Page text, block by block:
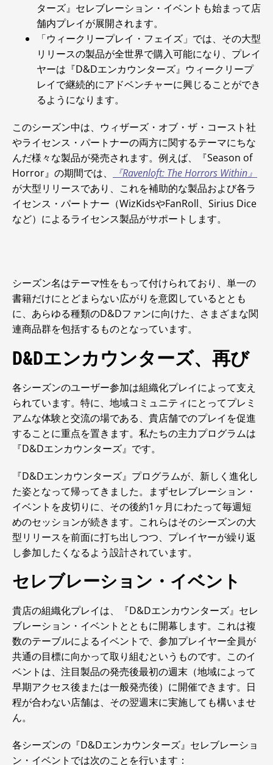
ターズ』セレブレーション・イベントも始まって店
舗内プレイが展開されます。
「ウィークリープレイ・フェイズ」では、その大型
リリースの製品が全世界で購入可能になり、プレイ
ヤーは『D&Dエンカウンターズ』ウィークリープ
レイで継続的にアドベンチャーに興じることができ
るようになります。
このシーズン中は、ウィザーズ・オブ・ザ・コースト社
やライセンス・パートナーの両方に関するテーマにちな
んだ様々な製品が発売されます。例えば、『Season of
Horror』の期間では、
『Ravenloft: The Horrors Within』
が大型リリースであり、これを補助的な製品および各ラ
イセンス・パートナー（WizKidsやFanRoll、Sirius Dice
など）によるライセンス製品がサポートします。
シーズン名はテーマ性をもって付けられており、単一の
書籍だけにとどまらない広がりを意図しているととも
に、あらゆる種類のD&Dファンに向けた、さまざまな関
連商品群を包括するものとなっています。
D&Dエンカウンターズ、再び
各シーズンのユーザー参加は組織化プレイによって支え
られています。特に、地域コミュニティにとってプレミ
アムな体験と交流の場である、貴店舗でのプレイを促進
することに重点を置きます。私たちの主力プログラムは
『D&Dエンカウンターズ』です。
『D&Dエンカウンターズ』プログラムが、新しく進化し
た姿となって帰ってきました。まずセレブレーション・
イベントを皮切りに、その後約1ヶ月にわたって毎週短
めのセッションが続きます。これらはそのシーズンの大
型リリースを前面に打ち出しつつ、プレイヤーが繰り返
し参加したくなるよう設計されています。
セレブレーション・イベント
貴店の組織化プレイは、『D&Dエンカウンターズ』セレ
ブレーション・イベントとともに開幕します。これは複
数のテーブルによるイベントで、参加プレイヤー全員が
共通の目標に向かって取り組むというものです。このイ
ベントは、注目製品の発売後最初の週末（地域によって
早期アクセス後または一般発売後）に開催できます。日
程が合わない店舗は、その翌週末に実施しても構いませ
ん。
各シーズンの『D&Dエンカウンターズ』セレブレーショ
ン・イベントでは次のことを行います：